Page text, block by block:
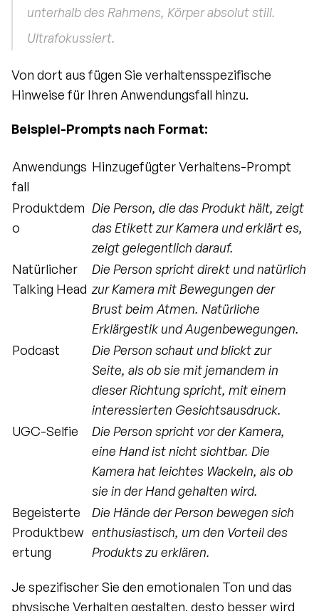
unterhalb des Rahmens, Körper absolut still.
Ultrafokussiert.
Von dort aus fügen Sie verhaltensspezifische
Hinweise für Ihren Anwendungsfall hinzu.
Beispiel-Prompts nach Format:
Anwendungs
fall
Hinzugefügter Verhaltens-Prompt
Produktdem
o
Die Person, die das Produkt hält, zeigt
das Etikett zur Kamera und erklärt es,
zeigt gelegentlich darauf.
Natürlicher
Talking Head
Die Person spricht direkt und natürlich
zur Kamera mit Bewegungen der
Brust beim Atmen. Natürliche
Erklärgestik und Augenbewegungen.
Podcast
Die Person schaut und blickt zur
Seite, als ob sie mit jemandem in
dieser Richtung spricht, mit einem
interessierten Gesichtsausdruck.
UGC-Selfie
Die Person spricht vor der Kamera,
eine Hand ist nicht sichtbar. Die
Kamera hat leichtes Wackeln, als ob
sie in der Hand gehalten wird.
Begeisterte
Produktbew
ertung
Die Hände der Person bewegen sich
enthusiastisch, um den Vorteil des
Produkts zu erklären.
Je spezifischer Sie den emotionalen Ton und das
physische Verhalten gestalten, desto besser wird